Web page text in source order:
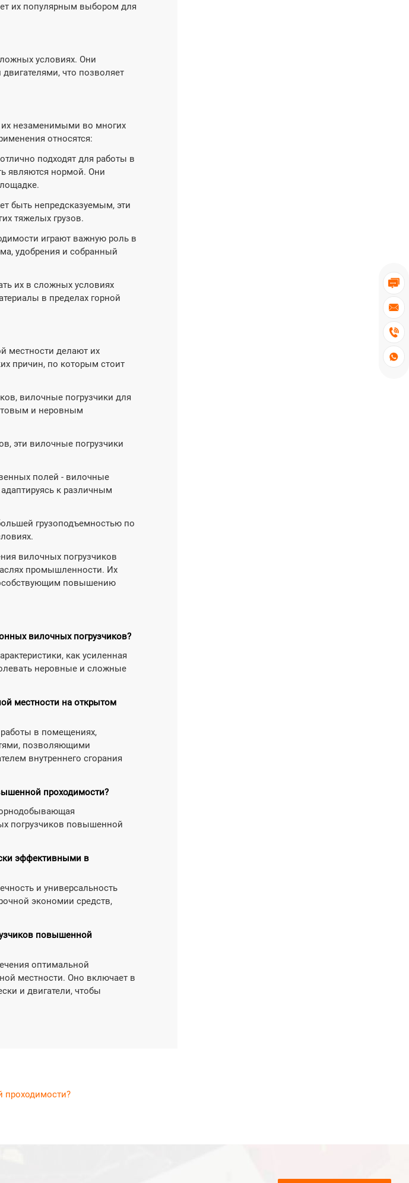




их популярным выбором для
условиях. Они
что позволяет
их незаменимыми во многих
относятся:
подходят для работы в
являются нормой. Они
быть непредсказуемым, эти
тяжелых грузов.
играют важную роль в
удобрения и собранный
их в сложных условиях
в пределах горной
местности делают их
причин, по которым стоит
вилочные погрузчики для
и неровным
эти вилочные погрузчики
полей - вилочные
к различным
грузоподъемностью по
вилочных погрузчиков
промышленности. Их
повышению
вилочных погрузчиков?
как усиленная
неровные и сложные
местности на открытом
в помещениях,
позволяющими
внутреннего сгорания
проходимости?
погрузчиков повышенной
эффективными в
и универсальность
экономии средств,
повышенной
оптимальной
местности. Оно включает в
и двигатели, чтобы
проходимости?